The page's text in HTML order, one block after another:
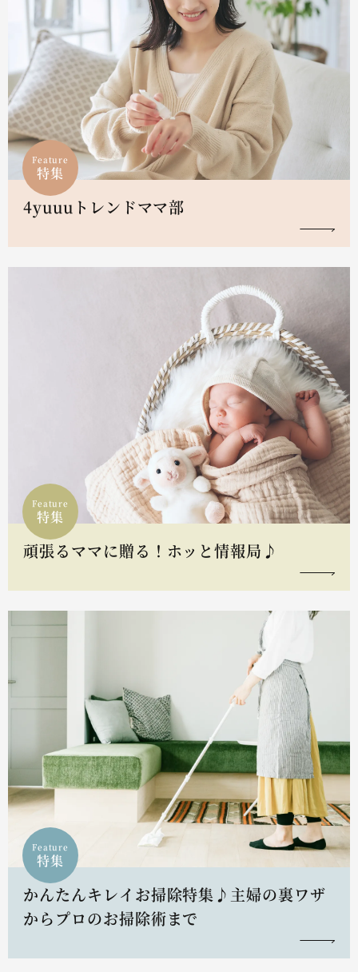
Feature
特集
4yuuuトレンドママ部
Feature
特集
頑張るママに贈る！ホッと情報局♪
Feature
特集
かんたんキレイお掃除特集♪主婦の裏ワザ
からプロのお掃除術まで